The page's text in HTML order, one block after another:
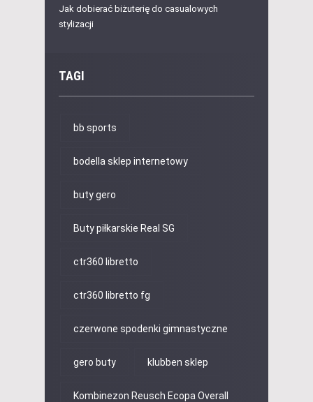
Jak dobierać biżuterię do casualowych
stylizacji
TAGI
bb sports
bodella sklep internetowy
buty gero
Buty piłkarskie Real SG
ctr360 libretto
ctr360 libretto fg
czerwone spodenki gimnastyczne
gero buty klubben sklep
Kombinezon Reusch Ecopa Overall